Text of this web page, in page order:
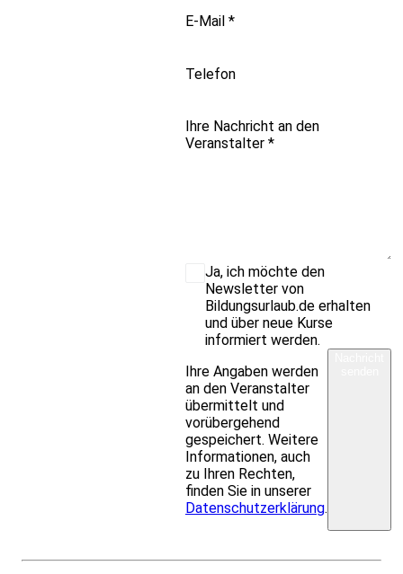
E-Mail *
Telefon
Ihre Nachricht an den
Veranstalter *
Ja, ich möchte den
Newsletter von
Bildungsurlaub.de erhalten
und über neue Kurse
informiert werden.
Ihre Angaben werden
an den Veranstalter
übermittelt und
vorübergehend
gespeichert. Weitere
Informationen, auch
zu Ihren Rechten,
finden Sie in unserer
Datenschutzerklärung.